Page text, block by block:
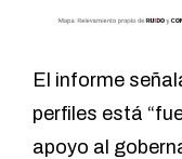
El informe
perfiles está
apoyo al